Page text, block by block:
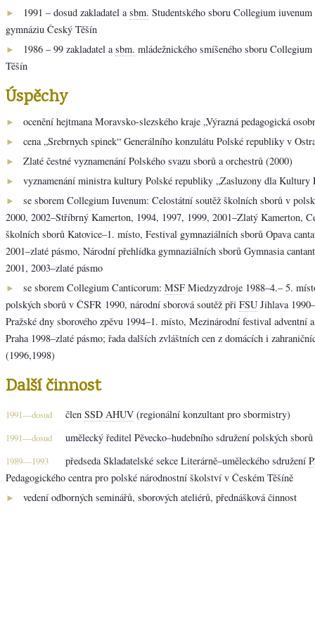
► 1991 – dosud zakladatel a sbm. Studentského sboru Collegium iuvenum
gymnáziu Český Těšín
► 1986 – 99 zakladatel a sbm. mládežnického smíšeného sboru
Těšín
Úspěchy
► ocenění hejtmana Moravsko-slezského kraje „Výrazná pedagogická
► cena „Srebrnych spinek“ Generálního konzulátu Polské republiky v
► Zlaté čestné vyznamenání Polského svazu sborů a orchestrů (2000)
► vyznamenání ministra kultury Polské republiky „Zasluzony dla Kultury
►
se sborem Collegium Iuvenum: Celostátní soutěž školních sborů v
2000, 2002–Stříbrný Kamerton, 1994, 1997, 1999, 2001–Zlatý Kamerton,
školních sborů Katovice–1. místo, Festival gymnaziálních sborů Opava
2001–zlaté pásmo, Národní přehlídka gymnaziálních sborů Gymnasia
2001, 2003–zlaté pásmo
► se sborem Collegium Canticorum: MSF Miedzyzdroje 1988–4.– 5.
polských sborů v ČSFR 1990, národní sborová soutěž při FSU Jihlava
Pražské dny sborového zpěvu 1994–1. místo, Mezinárodní festival adventní
Praha 1998–zlaté pásmo; řada dalších zvláštních cen z domácích i
(1996,1998)
Další činnost
1991—dosud člen SSD AHUV (regionální konzultant pro sbormistry)
1991—dosud umělecký ředitel Pěvecko–hudebního sdružení polských
1989—1993 předseda Skladatelské sekce Literárně–uměleckého sdružení
Pedagogického centra pro polské národnostní školství v Českém Těšíně
► vedení odborných seminářů, sborových ateliérů, přednášková činnost